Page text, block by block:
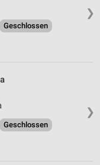
❯
Geschlossen
❯
Geschlossen